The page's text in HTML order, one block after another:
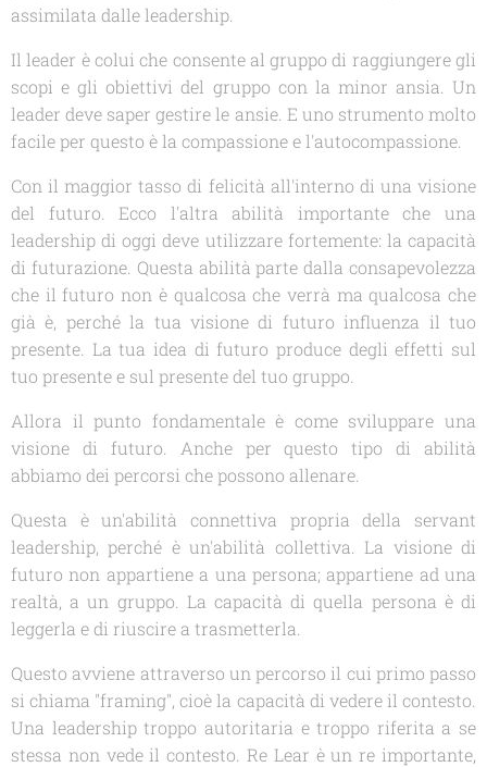
assimilata dalle leadership.
Il leader è colui che consente al gruppo di raggiungere gli
scopi e gli obiettivi del gruppo con la minor ansia. Un
leader deve saper gestire le ansie. E uno strumento molto
facile per questo è la compassione e l'autocompassione.
Con il maggior tasso di felicità all'interno di una visione
del futuro. Ecco l'altra abilità importante che una
leadership di oggi deve utilizzare fortemente: la capacità
di futurazione. Questa abilità parte dalla consapevolezza
che il futuro non è qualcosa che verrà ma qualcosa che
già è, perché la tua visione di futuro influenza il tuo
presente. La tua idea di futuro produce degli effetti sul
tuo presente e sul presente del tuo gruppo.
Allora il punto fondamentale è come sviluppare una
visione di futuro. Anche per questo tipo di abilità
abbiamo dei percorsi che possono allenare.
Questa è un'abilità connettiva propria della servant
leadership, perché è un'abilità collettiva. La visione di
futuro non appartiene a una persona; appartiene ad una
realtà, a un gruppo. La capacità di quella persona è di
leggerla e di riuscire a trasmetterla.
Questo avviene attraverso un percorso il cui primo passo
si chiama "framing", cioè la capacità di vedere il contesto.
Una leadership troppo autoritaria e troppo riferita a se
stessa non vede il contesto. Re Lear è un re importante,